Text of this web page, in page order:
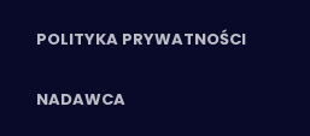
POLITYKA PRYWATNOŚCI
NADAWCA